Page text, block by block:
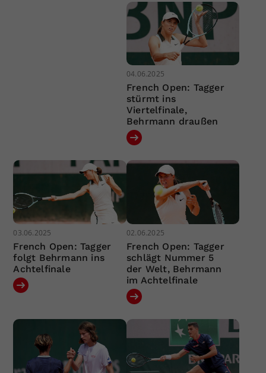
04.06.2025
French Open: Tagger
stürmt ins
Viertelfinale,
Behrmann draußen
03.06.2025
French Open: Tagger
folgt Behrmann ins
Achtelfinale
02.06.2025
French Open: Tagger
schlägt Nummer 5
der Welt, Behrmann
im Achtelfinale